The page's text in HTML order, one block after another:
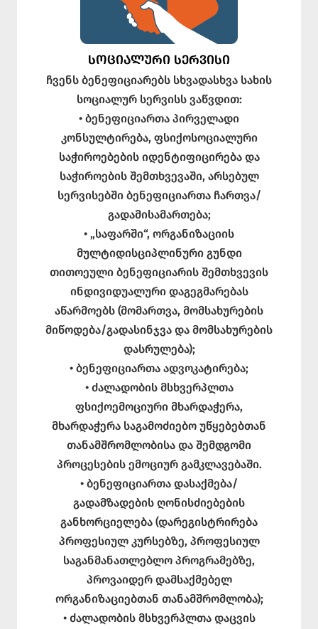
ᲡᲝᲪᲘᲐᲚᲣᲠᲘ ᲡᲔᲠᲕᲘᲡᲘ
ჩვენს ბენეფიციარებს სხვადასხვა სახის
სოციალურ სერვისს ვაწვდით:
• ბენეფიციართა პირველადი
კონსულტირება, ფსიქოსოციალური
საჭიროებების იდენტიფიცირება და
საჭიროების შემთხვევაში, არსებულ
სერვისებში ბენეფიციართა ჩართვა/
გადამისამართება;
• „საფარში“, ორგანიზაციის
მულტიდისციპლინური გუნდი
თითოეული ბენეფიციარის შემთხვევის
ინდივიდუალური დაგეგმარებას
აწარმოებს (მომართვა, მომსახურების
მიწოდება/გადასინჯვა და მომსახურების
დასრულება);
• ბენეფიციართა ადვოკატირება;
• ძალადობის მსხვერპლთა
ფსიქოემოციური მხარდაჭერა,
მხარდაჭერა საგამოძიებო უწყებებთან
თანამშრომლობისა და შემდგომი
პროცესების ემოციურ გამკლავებაში.
• ბენეფიციართა დასაქმება/
გადამზადების ღონისძიებების
განხორციელება (დარეგისტრირება
პროფესიულ კურსებზე, პროფესიულ
საგანმანათლებლო პროგრამებზე,
პროვაიდერ დამსაქმებელ
ორგანიზაციებთან თანამშრომლობა);
• ძალადობის მსხვერპლთა დაცვის